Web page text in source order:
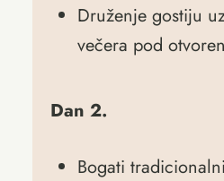
Druženje gostiju
večera pod
Dan 2.
Bogati